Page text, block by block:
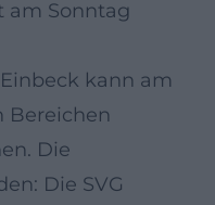
am Sonntag
kann am
Bereichen
Die
Die SVG